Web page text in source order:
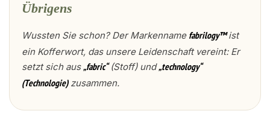
Übrigens
Wussten Sie schon? Der Markenname fabrilogy™ist
ein Kofferwort, das unsere Leidenschaft vereint: Er
setzt sich aus„fabric“(Stoff) und„technology“
(Technologie)zusammen.